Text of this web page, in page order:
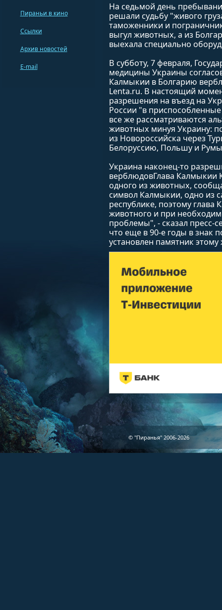
На седьмой день
решали судьбу "живого
таможенники и
выгул животных, а из
выехала специально
В субботу, 7 февраля,
медицины Украины
Калмыкии в Болгарию
Lenta.ru. В настоящий
разрешения на въезд на
России "в
все же рассматриваются
животных минуя Украину:
из Новороссийска через
Белоруссию, Польшу и
Украина наконец-то
верблюдовГлава Калмыкии
одного из животных,
символ Калмыкии, одно из
республике, поэтому
животного и при
проблемы", - сказал пресс-
что еще в 90-е годы в знак
установлен памятник
Пираньи в кино
Ссылки
Архив новостей
E-mail
© "Пиранья" 2006-2026